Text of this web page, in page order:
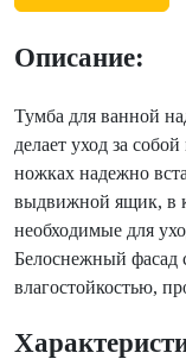
Описание:
Тумба для ванной
делает уход за
ножках надежно
выдвижной ящик, в
необходимые для
Белоснежный фасад
влагостойкостью,